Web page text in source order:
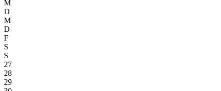
M
D
M
D
F
S
S
27
28
29